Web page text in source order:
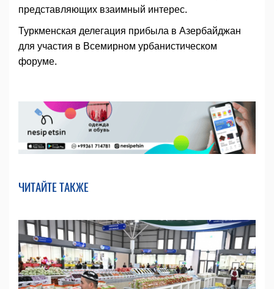
представляющих взаимный интерес.
Туркменская делегация прибыла в Азербайджан
для участия в Всемирном урбанистическом
форуме.
ЧИТАЙТЕ ТАКЖЕ